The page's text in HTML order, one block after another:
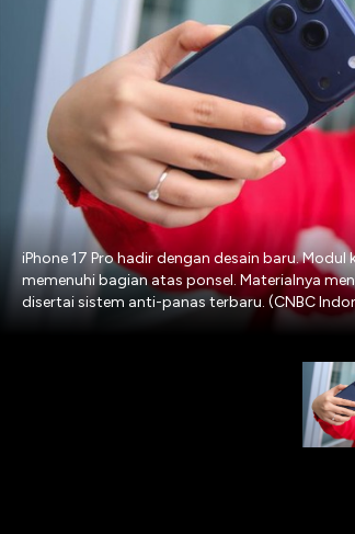
iPhone 17 Pro hadir dengan desain baru.
memenuhi bagian atas ponsel. Materialnya
disertai sistem anti-panas terbaru. (CNBC